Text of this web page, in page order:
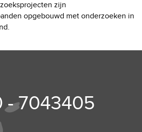
zijn
opgebouwd met onderzoeken in
- 7043405